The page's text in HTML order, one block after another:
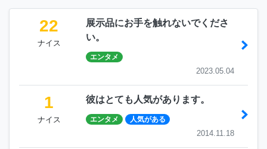
22
ナイス
展示品にお手を触れないでくださ
い。
エンタメ
2023.05.04
1
ナイス
彼はとても人気があります。
エンタメ 人気がある
2014.11.18